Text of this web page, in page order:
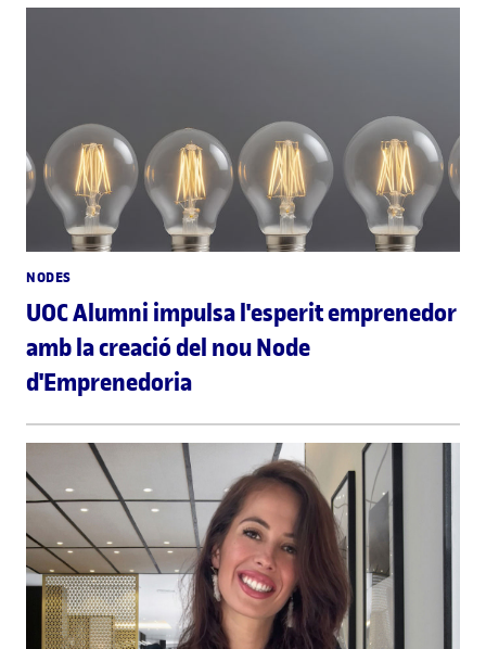
NODES
UOC Alumni impulsa l'esperit emprenedor
amb la creació del nou Node
d'Emprenedoria